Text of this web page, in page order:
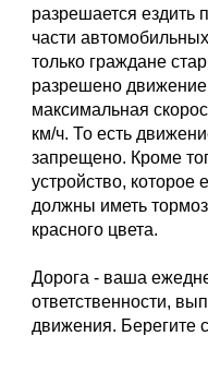
разрешается ездить
части
только граждане
разрешено движение
максимальная
км/ч. То есть
запрещено. Кроме
устройство, которое
должны иметь
красного цвета.
Дорога - ваша
ответственности,
движения. Берегите